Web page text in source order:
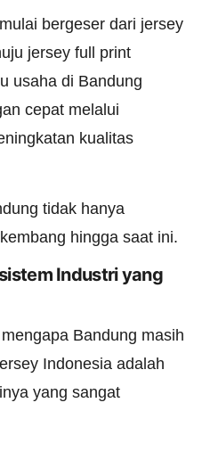
bergeser dari jersey
jersey full print
usaha di Bandung
cepat melalui
kualitas
tidak hanya
hingga saat ini.
Industri yang
Bandung masih
Indonesia adalah
yang sangat